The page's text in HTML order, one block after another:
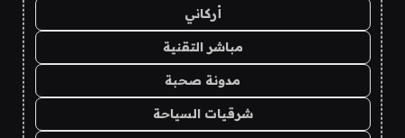
أركاني
مباشر التقنية
مدونة صحبة
شرقيات السياحة